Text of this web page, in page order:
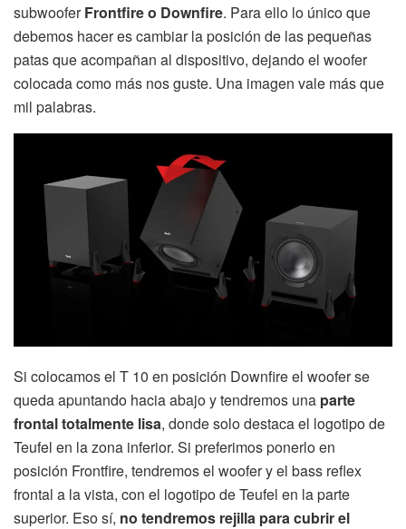
subwooferFrontfire o Downfire. Para ello lo único que
debemos hacer es cambiar la posición de las pequeñas
patas que acompañan al dispositivo, dejando el woofer
colocada como más nos guste. Una imagen vale más que
mil palabras.
Si colocamos el T 10 en posición Downfire el woofer se
queda apuntando hacia abajo y tendremos una parte
frontal totalmente lisa, donde solo destaca el logotipo de
Teufel en la zona inferior. Si preferimos ponerlo en
posición Frontfire, tendremos el woofer y el bass reflex
frontal a la vista, con el logotipo de Teufel en la parte
superior. Eso sí, no tendremos rejilla para cubrir el